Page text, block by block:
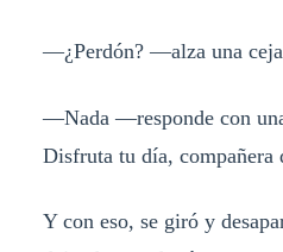
—¿Perdón? —alza una
—Nada —responde con
Disfruta tu día, compañera
Y con eso, se giró y